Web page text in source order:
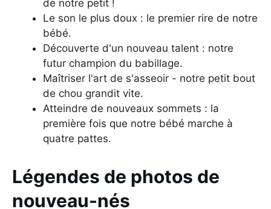
de notre petit !
Le son le plus doux : le premier rire de notre
bébé.
Découverte d'un nouveau talent : notre
futur champion du babillage.
Maîtriser l'art de s'asseoir - notre petit bout
de chou grandit vite.
Atteindre de nouveaux sommets : la
première fois que notre bébé marche à
quatre pattes.
Légendes de photos de
nouveau-nés